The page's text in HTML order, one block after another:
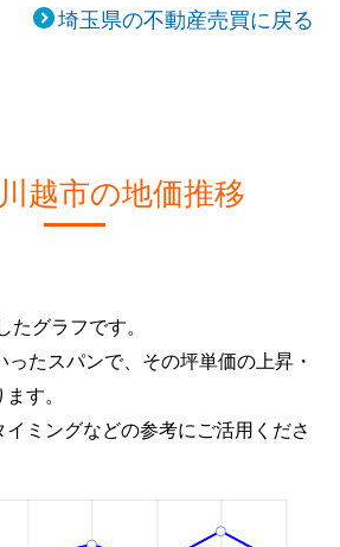
埼玉県の不動産売買に戻る
越市の地価推移
グラフです。
たスパンで、その坪単価の上昇・
す。
ミングなどの参考にご活用くださ